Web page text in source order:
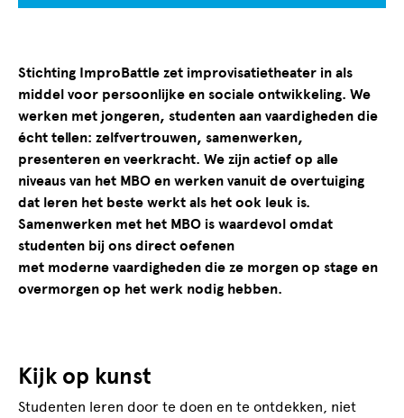
Stichting ImproBattle zet improvisatietheater in als
middel voor persoonlijke en sociale ontwikkeling. We
werken met jongeren, studenten aan vaardigheden die
écht tellen: zelfvertrouwen, samenwerken,
presenteren en veerkracht. We zijn actief op alle
niveaus van het MBO en werken vanuit de overtuiging
dat leren het beste werkt als het ook leuk is.
Samenwerken met het MBO is waardevol omdat
studenten bij ons direct oefenen
met moderne vaardigheden die ze morgen op stage en
overmorgen op het werk nodig hebben.
Kijk op kunst
Studenten leren door te doen en te ontdekken, niet